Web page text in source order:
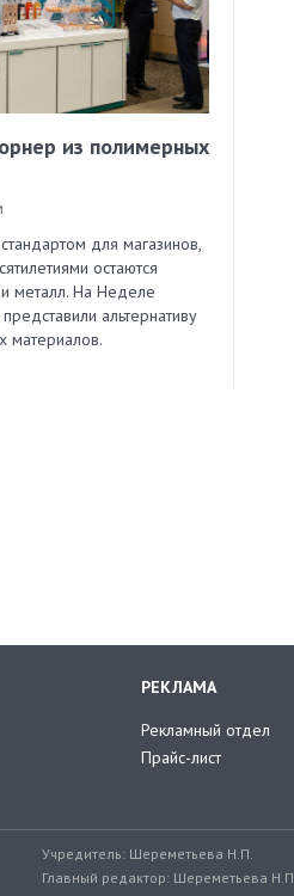
из полимерных
для магазинов,
остаются
металл. На Неделе
альтернативу
материалов.
РЕКЛАМА
Рекламный отдел
Прайс-лист
Учредитель: Шереметьева Н.П.
Главный редактор: Шереметьева Н.П.